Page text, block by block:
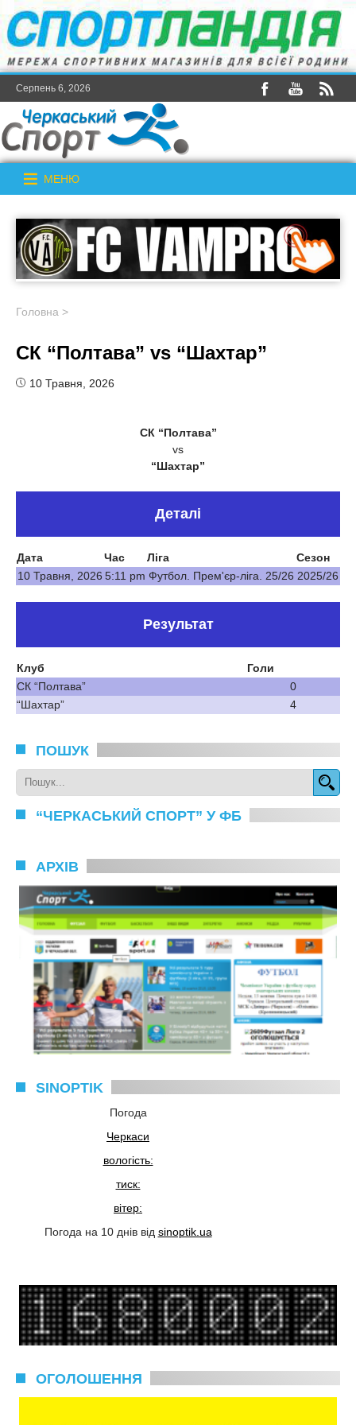
Серпень 6, 2026
МЕНЮ
Головна >
СК “Полтава” vs “Шахтар”
10 Травня, 2026
СК “Полтава”
vs
“Шахтар”
Деталі
Дата Час Ліга
Сезон
10 Травня, 2026 5:11 pm Футбол. Прем'єр-ліга. 25/26 2025/26
Результат
Клуб
Голи
СК “Полтава”
0
“Шахтар”
4
ПОШУК
“ЧЕРКАСЬКИЙ СПОРТ” У ФБ
АРХІВ
SINOPTIK
Погода
Черкаси
вологість:
тиск:
вітер:
Погода на 10 днів від sinoptik.ua
ОГОЛОШЕННЯ